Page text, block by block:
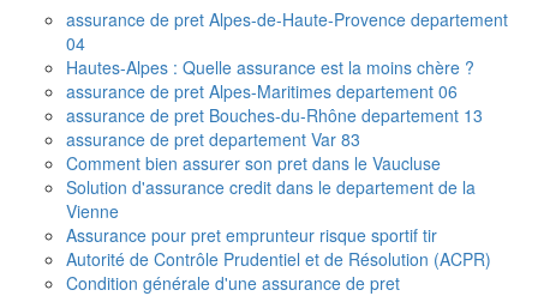
assurance de pret Alpes-de-Haute-Provence departement
04
Hautes-Alpes : Quelle assurance est la moins chère ?
assurance de pret Alpes-Maritimes departement 06
assurance de pret Bouches-du-Rhône departement 13
assurance de pret departement Var 83
Comment bien assurer son pret dans le Vaucluse
Solution d'assurance credit dans le departement de la
Vienne
Assurance pour pret emprunteur risque sportif tir
Autorité de Contrôle Prudentiel et de Résolution (ACPR)
Condition générale d'une assurance de pret